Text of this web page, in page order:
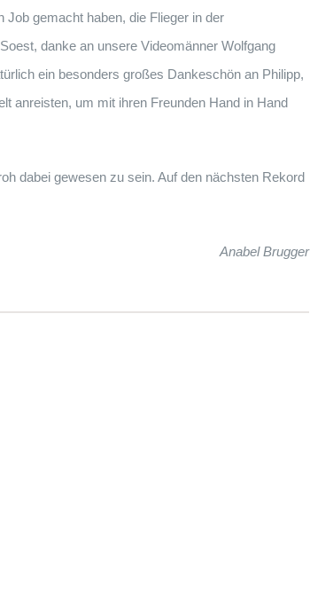
gemacht haben, die Flieger in der
danke an unsere Videomänner Wolfgang
ein besonders großes Dankeschön an Philipp,
anreisten, um mit ihren Freunden Hand in Hand
dabei gewesen zu sein. Auf den nächsten Rekord
Anabel Brugger